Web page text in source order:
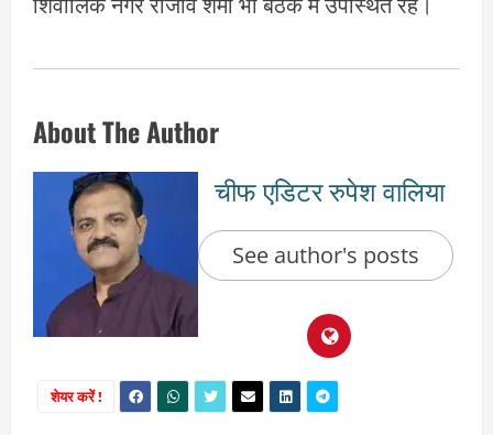
About The Author
चीफ एडिटर रुपेश वालिया
See author's posts
शेयर करें !